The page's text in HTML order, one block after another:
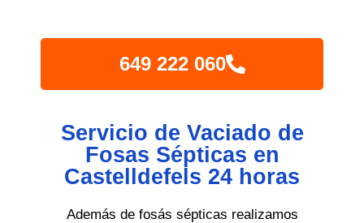
649 222 060
Servicio de Vaciado de
Fosas Sépticas en
Castelldefels 24 horas
Además de fosás sépticas realizamos